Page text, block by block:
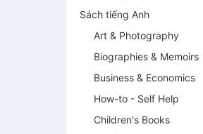
Sách tiếng Anh
Art & Photography
Biographies & Memoirs
Business & Economics
How-to - Self Help
Children's Books